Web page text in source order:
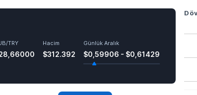
TRY Hacim
$312.392
Günlük Aralık
$0,59906 - $0,61429